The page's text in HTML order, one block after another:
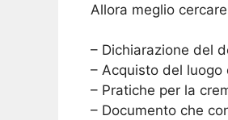
Allora meglio
– Dichiarazione del
– Acquisto del
– Pratiche per la
– Documento che